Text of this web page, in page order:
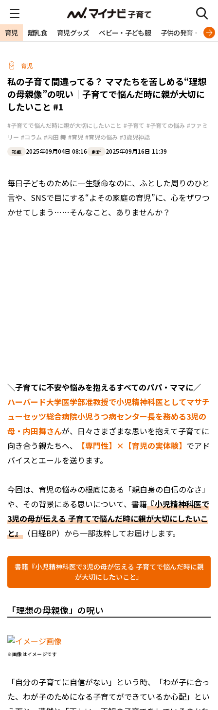
育児 離乳食 育児グッズ ベビー・子ども服 子供の発育・発達
育児
私の子育て間違ってる？ ママたちを苦しめる“理想
の母親像”の呪い｜子育てで悩んだ時に親が大切に
したいこと #1
#子育てで悩んだ時に親が大切にしたいこと #子育て #子育ての悩み #ファミ
リー #コラム #内田 舞 #育児 #育児の悩み #3歳児神話
掲載 2025年09月04日 08:16 更新 2025年09月16日 11:39
毎日子どものために一生懸命なのに、ふとした周りのひと
言や、SNSで目にする“よその家庭の育児”に、心をザワつ
かせてしまう……そんなこと、ありませんか？
＼子育てに不安や悩みを抱えるすべてのパパ・ママに／
ハーバード大学医学部准教授で小児精神科医としてマサチ
ューセッツ総合病院小児うつ病センター長を務める3児の
母・内田舞さんが、日々さまざまな思いを抱えて子育てに
向き合う親たちへ、
【専門性】×【育児の実体験】 でアド
バイスとエールを送ります。
今回は、育児の悩みの根底にある「親自身の自信のなさ」
や、その背景にある思いについて、書籍『小児精神科医で
3児の母が伝える 子育てで悩んだ時に親が大切にしたいこ
と』 （日経BP）から一部抜粋してお届けします。
書籍『小児精神科医で3児の母が伝える 子育てで悩んだ時に親
が大切にしたいこと』
「理想の母親像」の呪い
※画像はイメージです
「自分の子育てに自信がない」という時、「わが子に合っ
た、わが子のためになる子育てができているか心配」とい